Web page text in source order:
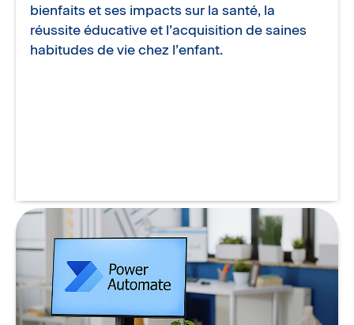
bienfaits et ses impacts sur la santé, la
réussite éducative et l’acquisition de saines
habitudes de vie chez l’enfant.